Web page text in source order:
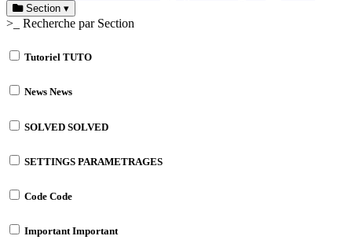
Section ▾
>_ Recherche par Section
Tutoriel TUTO
News News
SOLVED SOLVED
SETTINGS PARAMETRAGES
Code Code
ImportantImportant